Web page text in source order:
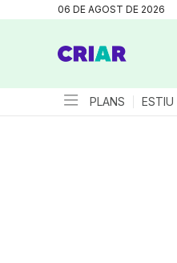
06 DE AGOST DE 2026
PLANS ESTIU